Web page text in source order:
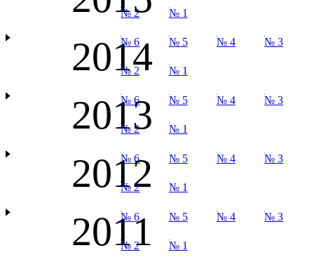
№ 2 № 1
2014
№ 6 № 5 № 4 № 3
№ 2 № 1
2013
№ 6 № 5 № 4 № 3
№ 2 № 1
2012
№ 6 № 5 № 4 № 3
№ 2 № 1
2011
№ 6 № 5 № 4 № 3
№ 2 № 1